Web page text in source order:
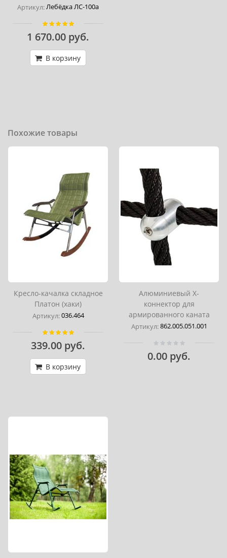
Артикул:Лебёдка ЛС-100а
1 670.00 руб.
В корзину
Похожие товары
Кресло-качалка складное
Платон (хаки)
Артикул:036.464
339.00 руб.
В корзину
Алюминиевый Х-
коннектор для
армированного каната
Артикул:862.005.051.001
0.00 руб.